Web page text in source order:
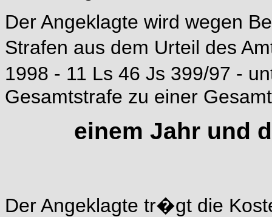
Der Angeklagte wird wegen
Strafen aus dem Urteil des
1998 - 11 Ls 46 Js 399/97 -
Gesamtstrafe zu einer
einem Jahr und
Der Angeklagte tr�gt die